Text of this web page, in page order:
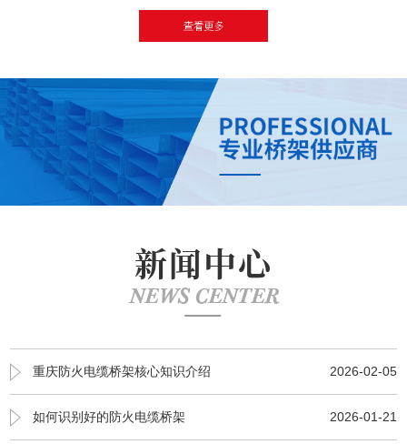
新闻中心
NEWS CENTER
重庆防火电缆桥架核心知识介绍 2026-02-05
如何识别好的防火电缆桥架 2026-01-21